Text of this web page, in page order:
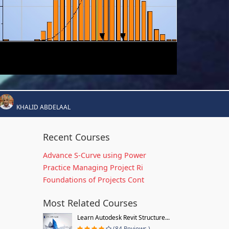
KHALID ABDELAAL
Recent Courses
Advance S-Curve using Power
Practice Managing Project Ri
Foundations of Projects Cont
Most Related Courses
Learn Autodesk Revit Structure...